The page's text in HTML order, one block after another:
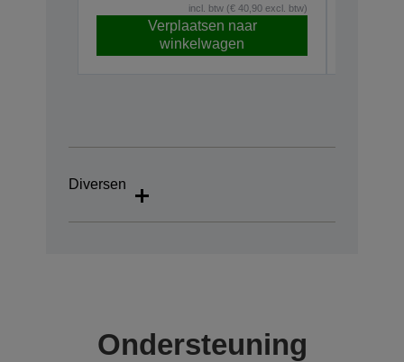
incl. btw (€ 40,90 excl. btw)
Verplaatsen naar
winkelwagen
Diversen
Ondersteuning